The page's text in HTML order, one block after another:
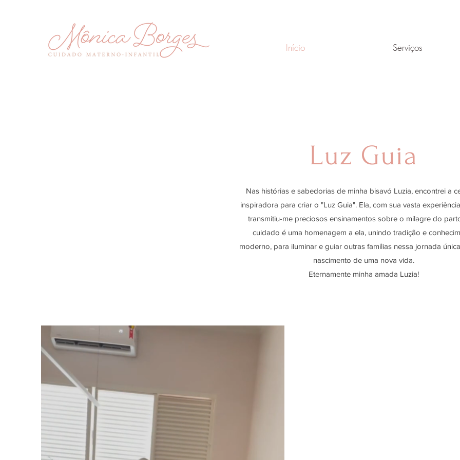
Início Serviços
Luz Guia
Nas histórias e sabedorias de minha bisavó Luzia, encontrei a
inspiradora para criar o "Luz Guia". Ela, com sua vasta
transmitiu-me preciosos ensinamentos sobre o milagre do
cuidado é uma homenagem a ela, unindo tradição e
moderno, para iluminar e guiar outras famílias nessa jornada
nascimento de uma nova vida.
Eternamente minha amada Luzia!